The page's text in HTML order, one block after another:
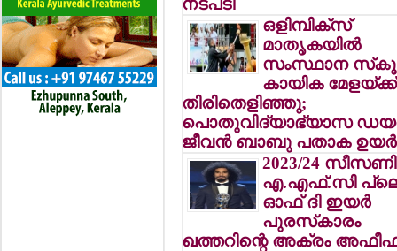
നടപടി
ഒളിമ്പിക്‌സ്
മാതൃകയില്‍
സംസ്ഥാന
കായിക മേളയ്ക്ക്
തിരിതെളിഞ്ഞു;
പൊതുവിദ്യാഭ്യാസ
ജീവന്‍ ബാബു പതാക
2023/24
എ.എഫ്.സി
ഓഫ് ദി ഇയര്‍
പുരസ്‌കാരം
ഖത്തറിന്റെ അക്രം